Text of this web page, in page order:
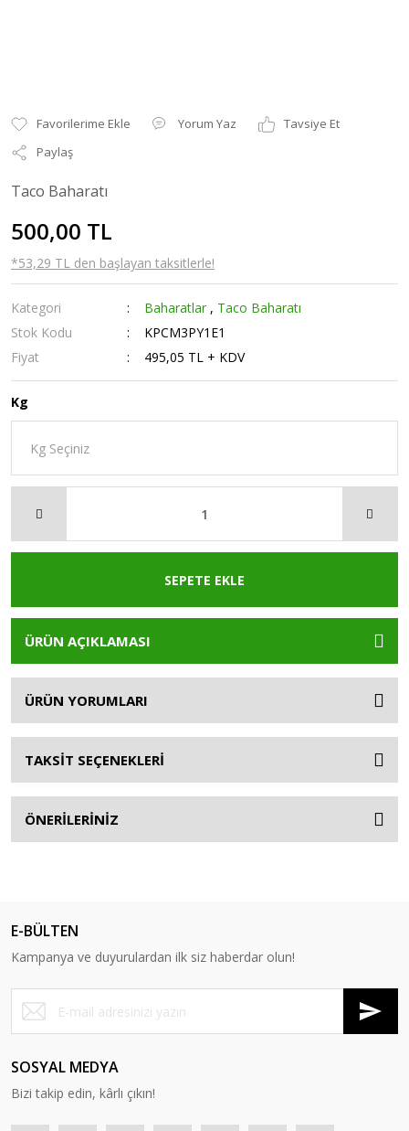
Yorum Yaz
Tavsiye Et
Paylaş
Taco Baharatı
500,00 TL
*53,29 TL den başlayan taksitlerle!
Kategori Baharatlar , Taco Baharatı
Stok Kodu
KPCM3PY1E1
Fiyat
495,05 TL + KDV
Kg
SEPETE EKLE
ÜRÜN AÇIKLAMASI
ÜRÜN YORUMLARI
TAKSİT SEÇENEKLERİ
ÖNERİLERİNİZ
E-BÜLTEN
Kampanya ve duyurulardan ilk siz haberdar olun!
SOSYAL MEDYA
Bizi takip edin, kârlı çıkın!